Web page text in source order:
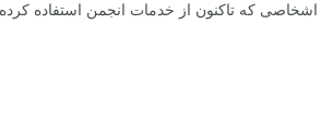
که تاکنون از خدمات انجمن استفاده کرده